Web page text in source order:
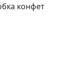
конфет